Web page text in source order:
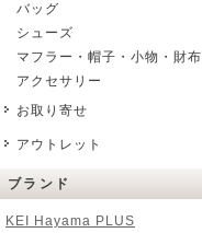
バッグ
シューズ
マフラー・帽子・小物・財布
アクセサリー
お取り寄せ
アウトレット
ブランド
KEI Hayama PLUS